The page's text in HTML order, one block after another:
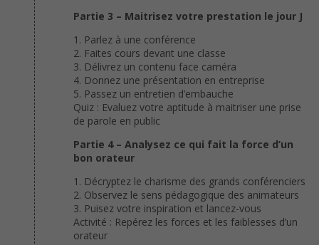
Partie 3 – Maitrisez votre prestation le jour J
1. Parlez à une conférence
2. Faites cours devant une classe
3. Délivrez un contenu face caméra
4. Donnez une présentation en entreprise
5. Passez un entretien d’embauche
Quiz : Evaluez votre aptitude à maitriser une prise
de parole en public
Partie 4 – Analysez ce qui fait la force d’un
bon orateur
1. Décryptez le charisme des grands conférenciers
2. Observez le sens pédagogique des animateurs
3. Puisez votre inspiration et lancez-vous
Activité : Repérez les forces et les faiblesses d’un
orateur